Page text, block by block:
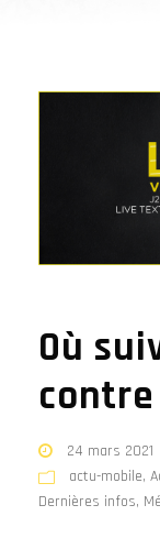
Où
contre
24 mars 2021
actu-mobile,
Dernières infos,